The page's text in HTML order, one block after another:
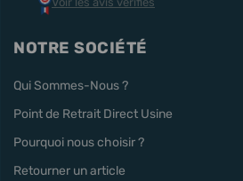
Voir les avis vérifiés
NOTRE SOCIÉTÉ
Qui Sommes-Nous ?
Point de Retrait Direct Usine
Pourquoi nous choisir ?
Retourner un article